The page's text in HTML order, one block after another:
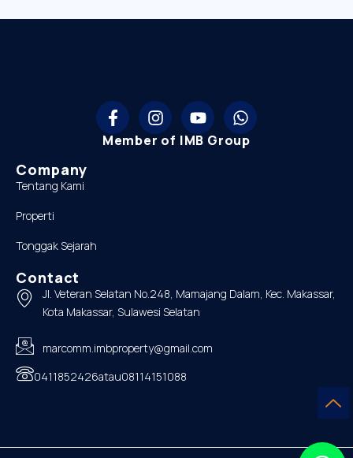
Member of IMB Group
Company
Tentang Kami
Properti
Tonggak Sejarah
Contact
Jl. Veteran Selatan No.248, Mamajang Dalam, Kec. Makassar,
Kota Makassar, Sulawesi Selatan
marcomm.imbproperty@gmail.com
0411852426atau08114151088